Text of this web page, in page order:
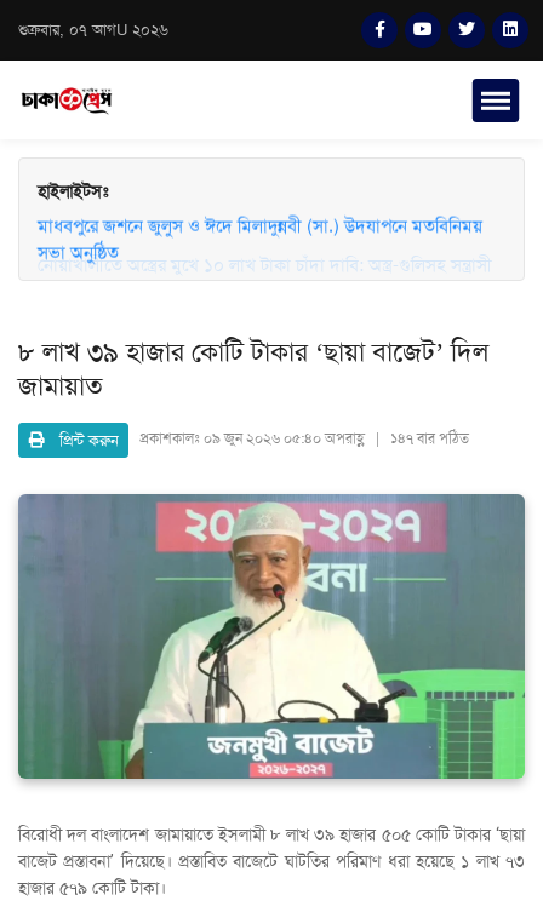
শুক্রবার, ০৭ আগU ২০২৬
হাইলাইটসঃ
নোয়াখালীতে অস্ত্রের মুখে ১০ লাখ টাকা চাঁদা দাবি: অস্ত্র-গুলিসহ সন্ত্রাসী
মাধবপুরে জশনে জুলুস ও ঈদে মিলাদুন্নবী (সা.) উদযাপনে মতবিনিময়
সভা অনুষ্ঠিত
৮ লাখ ৩৯ হাজার কোটি টাকার ‘ছায়া বাজেট’ দিল
জামায়াত
প্রিন্ট করুন প্রকাশকালঃ ০৯ জুন ২০২৬ ০৫:৪০ অপরাহ্ণ | ১৪৭ বার পঠিত
বিরোধী দল বাংলাদেশ জামায়াতে ইসলামী ৮ লাখ ৩৯ হাজার ৫০৫ কোটি টাকার ‘ছায়া
বাজেট প্রস্তাবনা’ দিয়েছে। প্রস্তাবিত বাজেটে ঘাটতির পরিমাণ ধরা হয়েছে ১ লাখ ৭৩
হাজার ৫৭৯ কোটি টাকা।